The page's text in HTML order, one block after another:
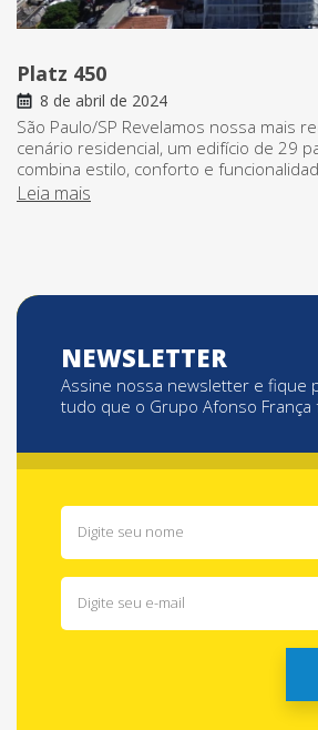
Platz 450
8 de abril de 2024
São Paulo/SP Revelamos nossa mais
cenário residencial, um edifício de 29
combina estilo, conforto e
Leia mais
NEWSLETTER
Assine nossa newsletter e fique
tudo que o Grupo Afonso França